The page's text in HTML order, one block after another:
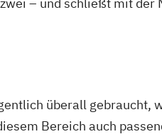
überall gebraucht,
Bereich auch